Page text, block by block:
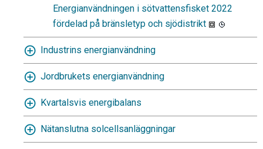
Energianvändningen i sötvattensfisket 2022
fördelad på bränsletyp och sjödistrikt
Industrins energianvändning
Jordbrukets energianvändning
Kvartalsvis energibalans
Nätanslutna solcellsanläggningar